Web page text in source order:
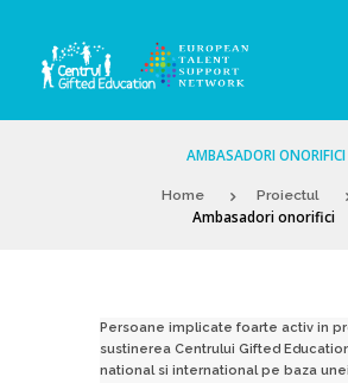
AMBASADORI ONORIFICI
Home Proiectul
Ambasadori onorifici
Persoane implicate foarte activ in
sustinerea Centrului Gifted
national si international pe baza